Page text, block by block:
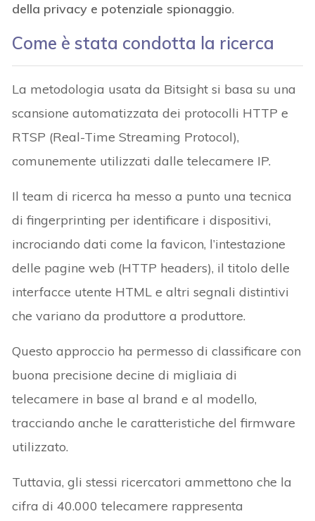
della privacy e potenziale spionaggio.
Come è stata condotta la ricerca
La metodologia usata da Bitsight si basa su una
scansione automatizzata dei protocolli HTTP e
RTSP (Real-Time Streaming Protocol),
comunemente utilizzati dalle telecamere IP.
Il team di ricerca ha messo a punto una tecnica
di fingerprinting per identificare i dispositivi,
incrociando dati come la favicon, l’intestazione
delle pagine web (HTTP headers), il titolo delle
interfacce utente HTML e altri segnali distintivi
che variano da produttore a produttore.
Questo approccio ha permesso di classificare con
buona precisione decine di migliaia di
telecamere in base al brand e al modello,
tracciando anche le caratteristiche del firmware
utilizzato.
Tuttavia, gli stessi ricercatori ammettono che la
cifra di 40.000 telecamere rappresenta